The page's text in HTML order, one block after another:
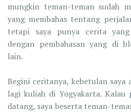
mungkin teman-teman sudah
yang membahas tentang
tetapi saya punya cerita
dengan pembahasan yang di
lain.
Begini ceritanya, kebetulan saya
lagi kuliah di Yogyakarta. Kalau
datang, saya beserta teman-